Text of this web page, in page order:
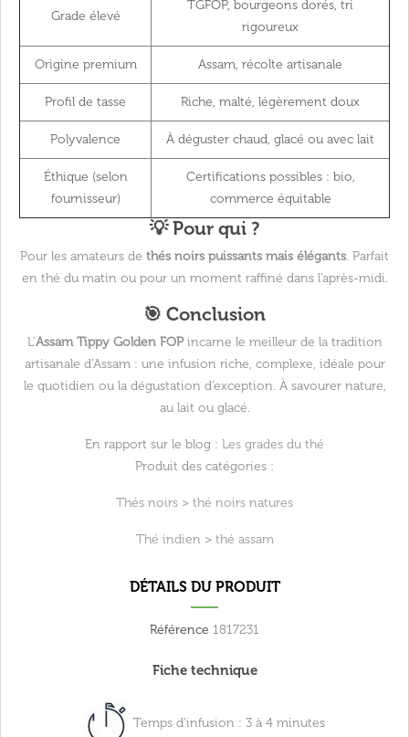
Grade élevé
TGFOP, bourgeons dorés, tri
rigoureux
Origine premium Assam, récolte artisanale
Profil de tasse Riche, malté, légèrement doux
Polyvalence À déguster chaud, glacé ou avec lait
Éthique (selon
fournisseur)
Certifications possibles : bio,
commerce équitable
💡 Pour qui ?
Pour les amateurs de thés noirs puissants mais élégants. Parfait
en thé du matin ou pour un moment raffiné dans l’après-midi.
🎯 Conclusion
L’Assam Tippy Golden FOPincarne le meilleur de la tradition
artisanale d’Assam : une infusion riche, complexe, idéale pour
le quotidien ou la dégustation d’exception. À savourer nature,
au lait ou glacé.
En rapport sur le blog : Les grades du thé
Produit des catégories :
Thés noirs > thé noirs natures
Thé indien > thé assam
DÉTAILS DU PRODUIT
Référence 1817231
Fiche technique
Temps d'infusion : 3 à 4 minutes